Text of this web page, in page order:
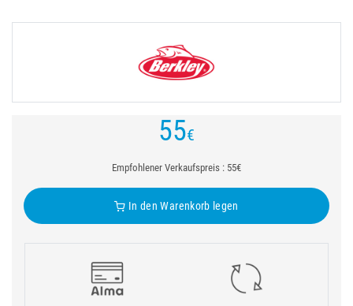
55€
Empfohlener Verkaufspreis : 55€
In den Warenkorb legen